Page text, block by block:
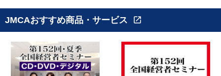
JMCAおすすめ商品・サービス open_in_new